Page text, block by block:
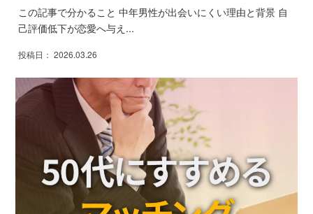
この記事で分かること 中年男性が出会いにくい理由と背景 自
己評価低下が恋愛へ与え...
投稿日： 2026.03.26